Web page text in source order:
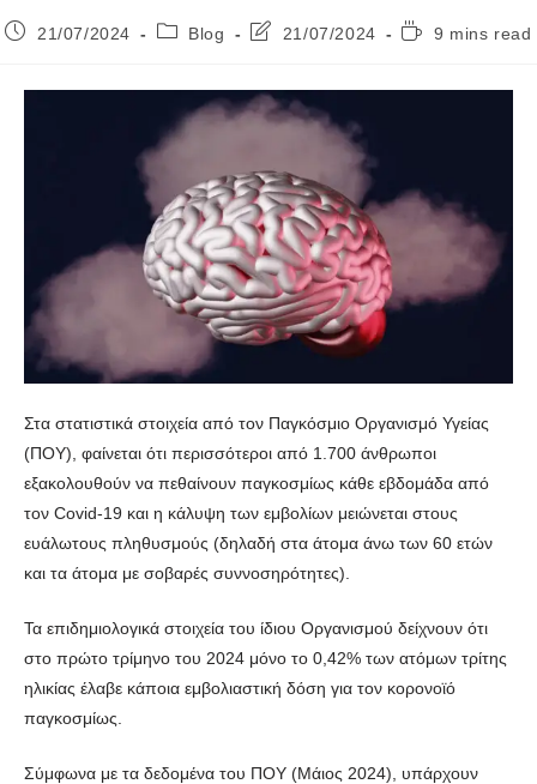
21/07/2024 Blog 21/07/2024 9 mins read
Στα στατιστικά στοιχεία από τον Παγκόσμιο Οργανισμό Υγείας
(ΠΟΥ), φαίνεται ότι περισσότεροι από 1.700 άνθρωποι
εξακολουθούν να πεθαίνουν παγκοσμίως κάθε εβδομάδα από
τον Covid-19 και η κάλυψη των εμβολίων μειώνεται στους
ευάλωτους πληθυσμούς (δηλαδή στα άτομα άνω των 60 ετών
και τα άτομα με σοβαρές συννοσηρότητες).
Τα επιδημιολογικά στοιχεία του ίδιου Οργανισμού δείχνουν ότι
στο πρώτο τρίμηνο του 2024 μόνο το 0,42% των ατόμων τρίτης
ηλικίας έλαβε κάποια εμβολιαστική δόση για τον κορονοϊό
παγκοσμίως.
Σύμφωνα με τα δεδομένα του ΠΟΥ (Μάιος 2024), υπάρχουν